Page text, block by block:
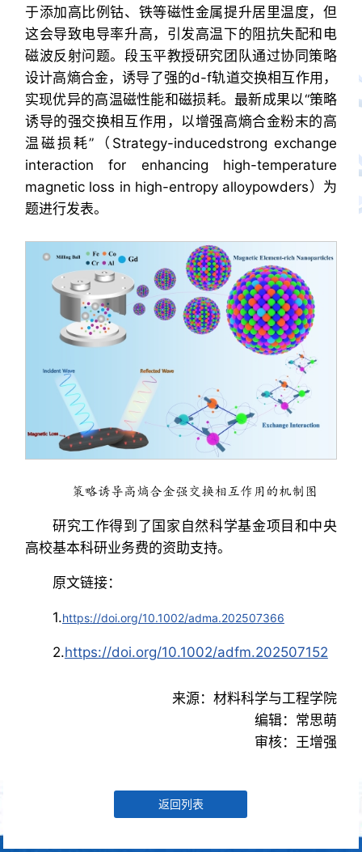
于添加高比例钴、铁等磁性金属提升居里温度，但
这会导致电导率升高，引发高温下的阻抗失配和电
磁波反射问题。段玉平教授研究团队通过协同策略
设计高熵合金，诱导了强的d-f轨道交换相互作用，
实现优异的高温磁性能和磁损耗。最新成果以“策略
诱导的强交换相互作用，以增强高熵合金粉末的高
温磁损耗”（Strategy-inducedstrong exchange
interaction for enhancing high-temperature
magnetic loss in high-entropy alloypowders）为
题进行发表。
策略诱导高熵合金强交换相互作用的机制图
研究工作得到了国家自然科学基金项目和中央
高校基本科研业务费的资助支持。
原文链接：
1.https://doi.org/10.1002/adma.202507366
2.https://doi.org/10.1002/adfm.202507152
来源：材料科学与工程学院
编辑：常思萌
审核：王增强
返回列表